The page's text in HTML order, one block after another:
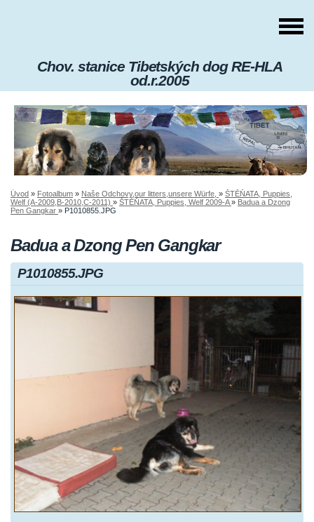
Chov. stanice Tibetských dog RE-HLA
od.r.2005
Úvod » Fotoalbum » Naše Odchovy,our litters,unsere Würfe, » ŠTĚŇATA, Puppies,
Welf (A-2009,B-2010,C-2011) » ŠTĚŇATA, Puppies, Welf 2009-A» Badua a Dzong
Pen Gangkar » P1010855.JPG
Badua a Dzong Pen Gangkar
P1010855.JPG